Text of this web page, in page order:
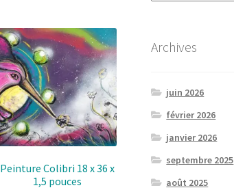
Peinture Colibri 18 x 36 x
1,5 pouces
Archives
juin 2026
février 2026
janvier 2026
septembre 2025
août 2025